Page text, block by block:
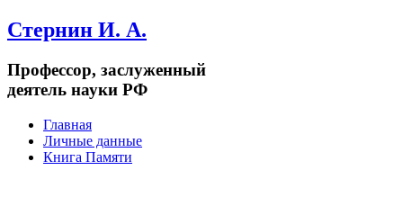
Стернин И. А.
Профессор, заслуженный
деятель науки РФ
Главная
Личные данные
Книга Памяти